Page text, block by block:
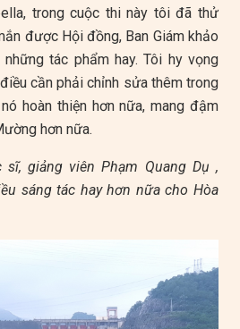
trong cuộc thi này tôi đã thử
được Hội đồng, Ban Giám khảo
tác phẩm hay. Tôi hy vọng
cần phải chỉnh sửa thêm trong
hoàn thiện hơn nữa, mang đậm
hơn nữa.
giảng viên Phạm Quang Dụ ,
sáng tác hay hơn nữa cho Hòa